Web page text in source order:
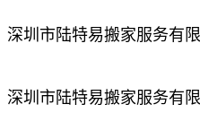
深圳市陆特易搬家服务有
深圳市陆特易搬家服务有